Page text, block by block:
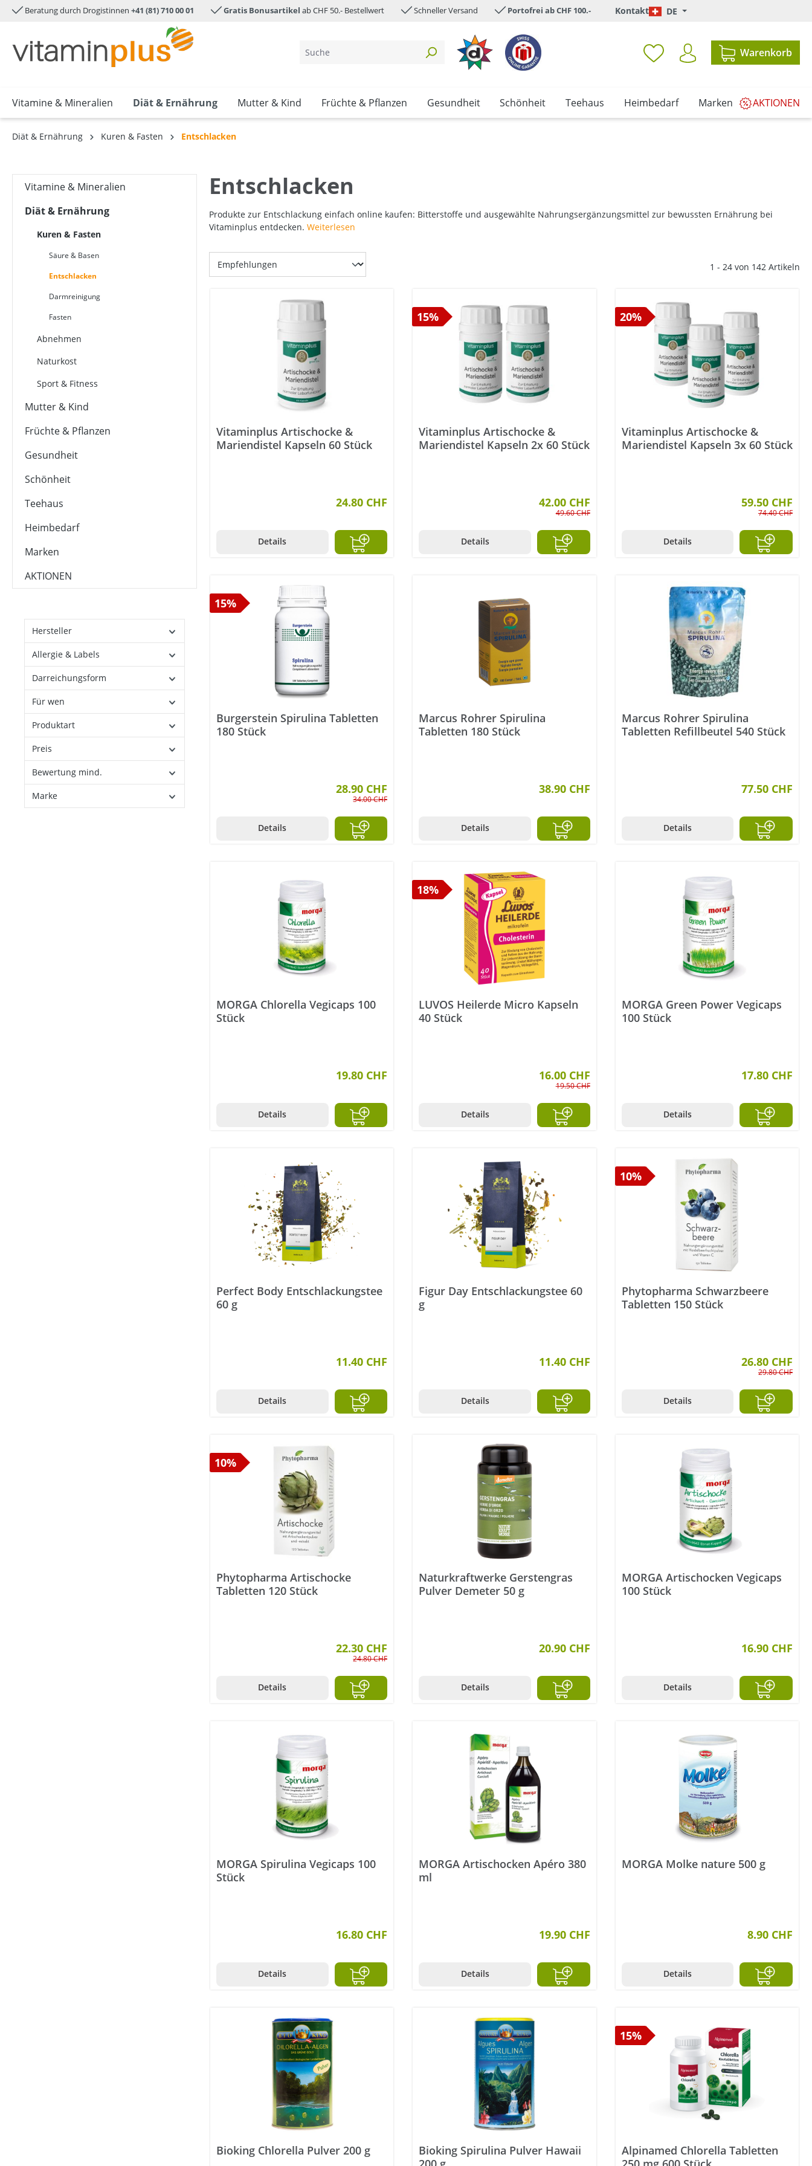
springen Zur Hauptnavigation springen
Beratung durch Drogistinnen +41 (81) 710 00 01 Gratis Bonusartikel ab CHF 50.- Bestellwert Schneller Versand Portofrei ab CHF 100.- Kontakt DE
Warenkorb
Vitamine & Mineralien Diät & Ernährung Mutter & Kind Früchte & Pflanzen Gesundheit Schönheit Teehaus Heimbedarf Marken AKTIONEN
Diät & Ernährung Kuren & Fasten Entschlacken
Vitamine & Mineralien
Diät & Ernährung
Abnehmen
Kuren & Fasten
Säure & Basen
Entschlacken
Darmreinigung
Fasten
Naturkost
Sport & Fitness
Mutter & Kind
Früchte & Pflanzen
Gesundheit
Schönheit
Teehaus
Heimbedarf
Marken
AKTIONEN
Hersteller
Allergie & Labels
Darreichungsform
Für wen
Produktart
Preis
Bewertung mind.
Marke
Entschlacken
Produkte zur Entschlackung einfach online kaufen: Bitterstoffe und ausgewählte Nahrungsergänzungsmittel zur bewussten Ernährung bei
Vitaminplus entdecken. Weiterlesen
1 - 24 von 142 Artikeln
Vitaminplus Artischocke &
Mariendistel Kapseln 60 Stück
24.80 CHF
Details
15%
Vitaminplus Artischocke &
Mariendistel Kapseln 2x 60 Stück
42.00 CHF
49.60 CHF
Details
20%
Vitaminplus Artischocke &
Mariendistel Kapseln 3x 60 Stück
59.50 CHF
74.40 CHF
Details
15%
Burgerstein Spirulina Tabletten
180 Stück
28.90 CHF
34.00 CHF
Details
Marcus Rohrer Spirulina
Tabletten 180 Stück
38.90 CHF
Details
Marcus Rohrer Spirulina
Tabletten Refillbeutel 540 Stück
77.50 CHF
Details
MORGA Chlorella Vegicaps 100
Stück
19.80 CHF
Details
18%
LUVOS Heilerde Micro Kapseln
40 Stück
16.00 CHF
19.50 CHF
Details
MORGA Green Power Vegicaps
100 Stück
17.80 CHF
Details
Perfect Body Entschlackungstee
60 g
11.40 CHF
Details
Figur Day Entschlackungstee 60
g
11.40 CHF
Details
10%
Phytopharma Schwarzbeere
Tabletten 150 Stück
26.80 CHF
29.80 CHF
Details
10%
Phytopharma Artischocke
Tabletten 120 Stück
22.30 CHF
24.80 CHF
Details
Naturkraftwerke Gerstengras
Pulver Demeter 50 g
20.90 CHF
Details
MORGA Artischocken Vegicaps
100 Stück
16.90 CHF
Details
MORGA Spirulina Vegicaps 100
Stück
16.80 CHF
Details
MORGA Artischocken Apéro 380
ml
19.90 CHF
Details
MORGA Molke nature 500 g
8.90 CHF
Details
Bioking Chlorella Pulver 200 g
Bioking Spirulina Pulver Hawaii
15%
Alpinamed Chlorella Tabletten